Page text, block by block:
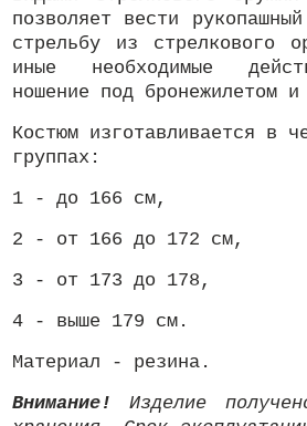
позволяет вести
стрельбу из стрелкового
иные необходимые
ношение под бронежилетом и
Костюм изготавливается в
группах:
1 - до 166 см,
2 - от 166 до 172 см,
3 - от 173 до 178,
4 - выше 179 см.
Материал - резина.
Внимание!Изделие